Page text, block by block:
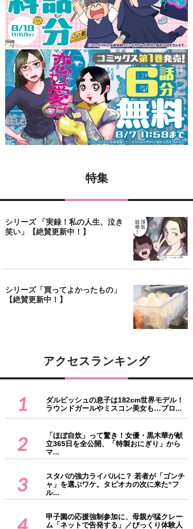
特集
シリーズ 「実録！私の人生、泣き
笑い」【絶賛更新中！】
シリーズ「買ってよかったもの」
【絶賛更新中！】
アクセスランキング
1
ダルビッシュの息子は182cm世界モデル！
ラウンドガールやミスコン美女も…プロ...
2
「ほぼ自炊」って驚き！女優・黒木華が献
立365日を全公開、「特製おにぎり」から
マ...
3
スタバの強力ライバルに？ 若者が「ゴンチ
ャ」を選ぶワケ。タピオカの次に来た“フ
ル...
甲子園の応援強制参加に、母親が猛クレー
ム「ネットで告発する」／びっくり体験人